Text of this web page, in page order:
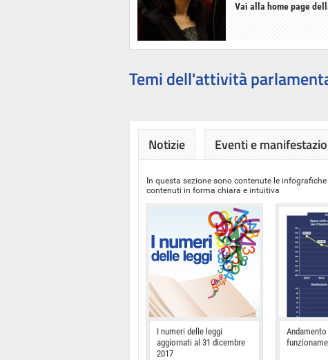
Vai alla home page
Temi dell'attività
Notizie Eventi e
In questa sezione sono contenute le
contenuti in forma chiara e intuitiva
I numeri delle leggi
aggiornati al 31 dicembre
2017